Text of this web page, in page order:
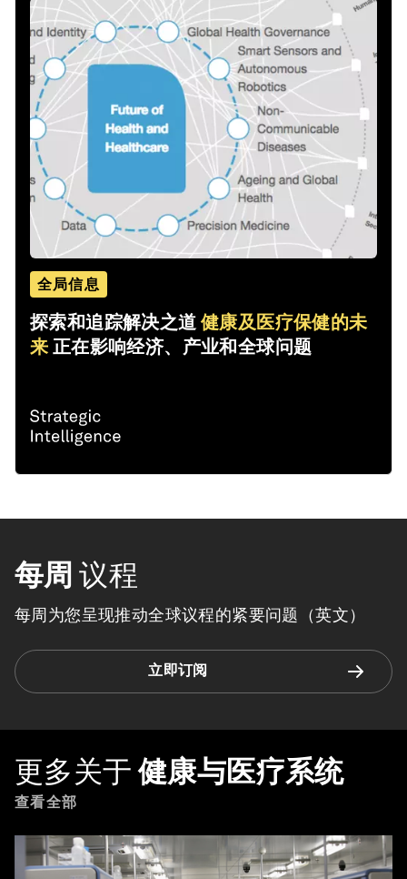
全局信息
探索和追踪解决之道健康及医疗保健的未
来 正在影响经济、产业和全球问题
每周 议程
每周为您呈现推动全球议程的紧要问题（英文）
立即订阅
更多关于 健康与医疗系统
查看全部